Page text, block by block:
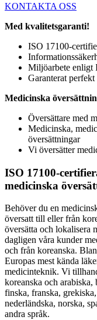
KONTAKTA OSS
Med kvalitetsgaranti!
ISO 17100-
Miljöarbete enligt
Garanterat
Medicinska
Översättare med
Medicinska,
översättningar
Vi översätter
ISO 17100-
medicinska
Behöver du en
översatt till eller från
översätta och lokalisera
dagligen våra kunder
och från koreanska.
Europas mest kända
medicinteknik. Vi
koreanska och arabiska,
finska, franska,
nederländska, norska,
andra språk.